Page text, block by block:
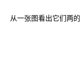
从一张图看出它们两